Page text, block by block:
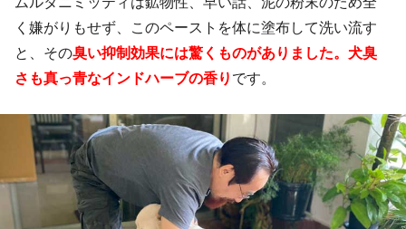
く嫌がりもせず、このペーストを体に塗布して洗い流す
と、その臭い抑制効果には驚くものがありました。犬臭
さも真っ青なインドハーブの香りです。